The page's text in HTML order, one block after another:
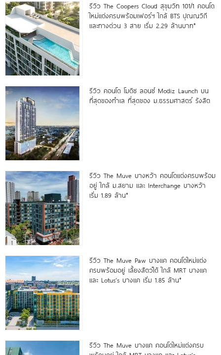
รีวิว The Coopers Cloud สุขุมวิท 101/1 คอนโด
ใหม่แต่งครบพร้อมเฟอร์ฯ ใกล้ BTS ปุณณวิถี
และทางด่วน 3 สาย เริ่ม 2.29 ล้านบาท*
รีวิว คอนโด โมดิซ ลอนซ์ Modiz Launch บน
ที่สุดของทำเล ที่สุดของ ม.ธรรมศาสตร์ รังสิต
รีวิว The Muve บางหว้า คอนโดแต่งครบพร้อม
อยู่ ใกล้ ม.สยาม และ Interchange บางหว้า
เริ่ม 1.89 ล้าน*
รีวิว The Muve Paw บางแค คอนโดใหม่แต่ง
ครบพร้อมอยู่ เลี้ยงสัตว์ได้ ใกล้ MRT บางแค
และ Lotus’s บางแค เริ่ม 1.85 ล้าน*
รีวิว The Muve บางแค คอนโดใหม่แต่งครบ